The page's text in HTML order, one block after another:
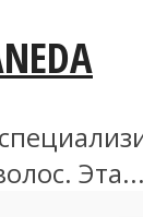
Эта...